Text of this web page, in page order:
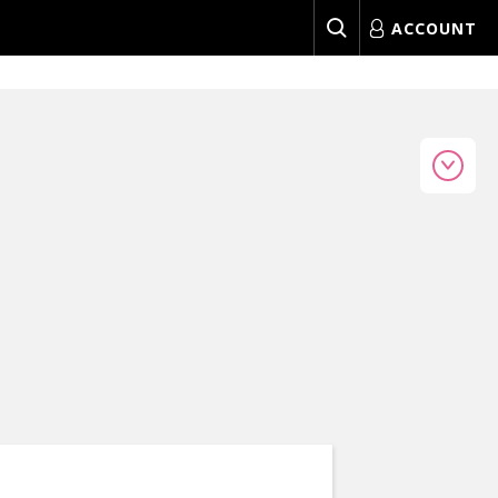
ACCOUNT